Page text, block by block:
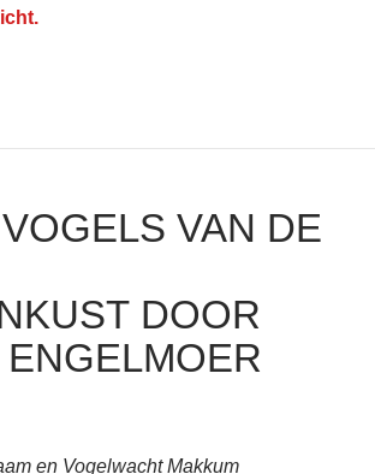
.
Plantdag Piaam
VAN DE
DOOR
en Vogelwacht Makkum